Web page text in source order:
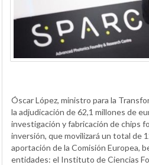
Óscar López, ministro para la
la adjudicación de 62,1 millones de
investigación y fabricación de chips
inversión, que movilizará un total de
aportación de la Comisión Europea,
entidades: el Instituto de Ciencias